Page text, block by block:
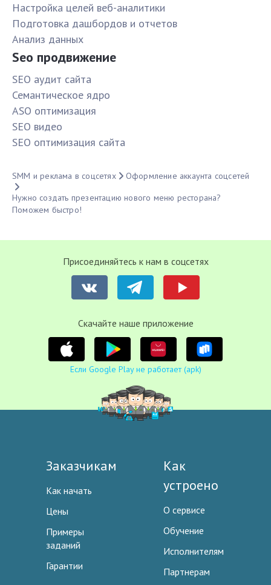
Настройка целей веб-аналитики
Подготовка дашбордов и отчетов
Анализ данных
Seo продвижение
SЕО аудит сайта
Семантическое ядро
ASO оптимизация
SЕО видео
SЕО оптимизация сайта
SMM и реклама в соцсетях
Оформление аккаунта соцсетей
Нужно создать презентацию нового меню ресторана?
Поможем быстро!
Присоединяйтесь к нам в соцсетях
Cкачайте наше приложение
Если Google Play не работает (apk)
Заказчикам
Как начать
Цены
Примеры
заданий
Гарантии
Как
устроено
О сервисе
Обучение
Исполнителям
Партнерам